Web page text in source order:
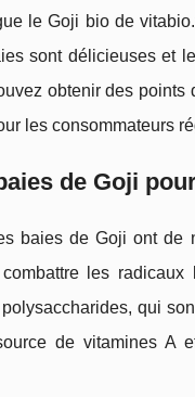
le Goji bio de
sont délicieuses et
obtenir des
les consommateurs
de Goji
baies de Goji ont de
les
qui
de vitamines